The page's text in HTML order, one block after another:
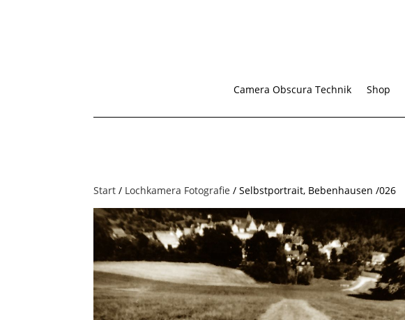
Camera Obscura Technik Shop
Start / Lochkamera Fotografie / Selbstportrait, Bebenhausen /026